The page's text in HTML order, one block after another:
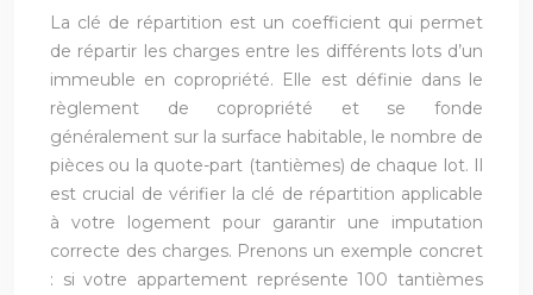
La clé de répartition est un coefficient qui permet
de répartir les charges entre les différents lots d’un
immeuble en copropriété. Elle est définie dans le
règlement de copropriété et se fonde
généralement sur la surface habitable, le nombre de
pièces ou la quote-part (tantièmes) de chaque lot. Il
est crucial de vérifier la clé de répartition applicable
à votre logement pour garantir une imputation
correcte des charges. Prenons un exemple concret
: si votre appartement représente 100 tantièmes